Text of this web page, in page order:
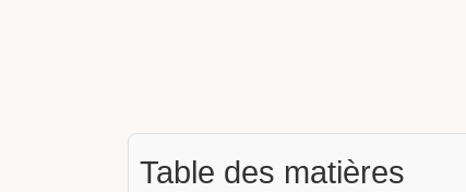
Table des matières